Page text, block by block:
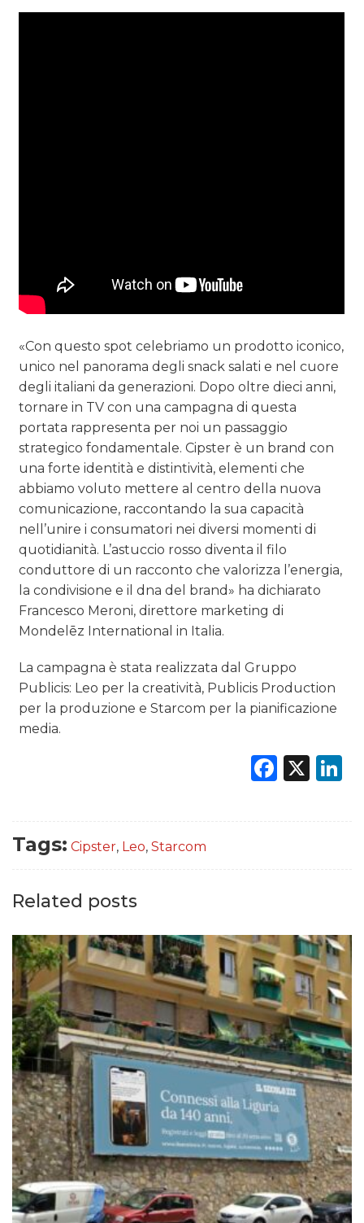
«Con questo spot celebriamo un prodotto iconico,
unico nel panorama degli snack salati e nel cuore
degli italiani da generazioni. Dopo oltre dieci anni,
tornare in TV con una campagna di questa
portata rappresenta per noi un passaggio
strategico fondamentale. Cipster è un brand con
una forte identità e distintività, elementi che
abbiamo voluto mettere al centro della nuova
comunicazione, raccontando la sua capacità
nell’unire i consumatori nei diversi momenti di
quotidianità. L’astuccio rosso diventa il filo
conduttore di un racconto che valorizza l’energia,
la condivisione e il dna del brand» ha dichiarato
Francesco Meroni, direttore marketing di
Mondelēz International in Italia.
La campagna è stata realizzata dal Gruppo
Publicis: Leo per la creatività, Publicis Production
per la produzione e Starcom per la pianificazione
media.
X
Tags: Cipster, Leo, Starcom
Related posts